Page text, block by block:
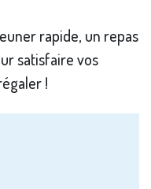
rapide, un repas
satisfaire vos
!